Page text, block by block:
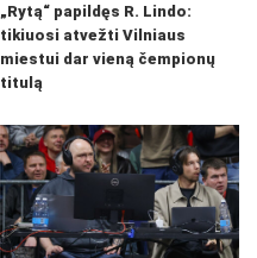
„Rytą“ papildęs R. Lindo:
tikiuosi atvežti Vilniaus
miestui dar vieną čempionų
titulą